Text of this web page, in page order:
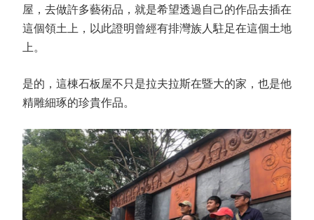
屋，去做許多藝術品，就是希望透過自己的作品去插在
這個領土上，以此證明曾經有排灣族人駐足在這個土地
上。
是的，這棟石板屋不只是拉夫拉斯在暨大的家，也是他
精雕細琢的珍貴作品。